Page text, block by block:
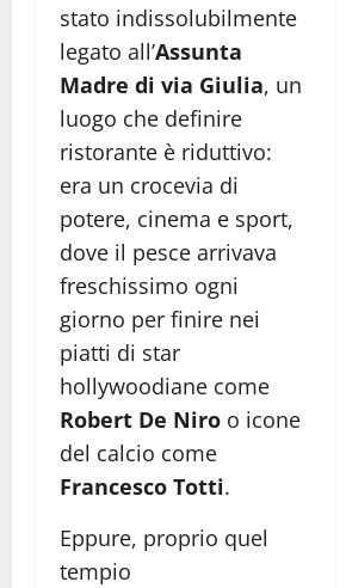
stato indissolubilmente
legato all’Assunta
Madre di via Giulia, un
luogo che definire
ristorante è riduttivo:
era un crocevia di
potere, cinema e sport,
dove il pesce arrivava
freschissimo ogni
giorno per finire nei
piatti di star
hollywoodiane come
Robert De Niro o icone
del calcio come
Francesco Totti.
Eppure, proprio quel
tempio